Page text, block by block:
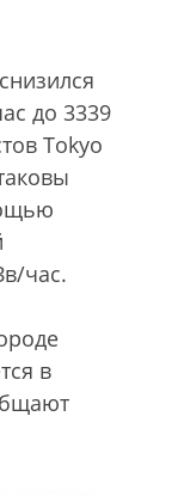
до 3339
Tokyo
час.
в